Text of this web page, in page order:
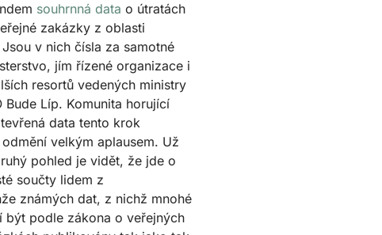
souhrnná data o útratách
zakázky z oblasti
Jsou v nich čísla za samotné
jím řízené organizace i
resortů vedených ministry
Bude Líp. Komunita horující
data tento krok
velkým aplausem. Už
pohled je vidět, že jde o
součty lidem z
známých dat, z nichž mnohé
být podle zákona o veřejných